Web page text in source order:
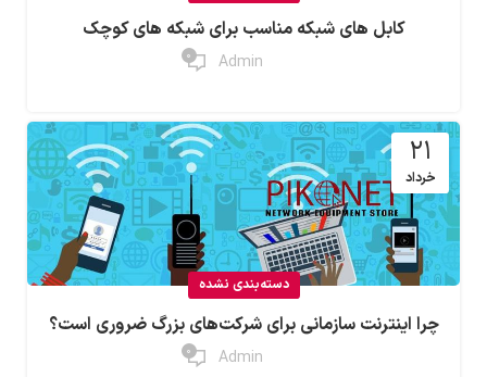
کابل های شبکه مناسب برای شبکه های کوچک
Admin
0
21
خرداد
دسته‌بندی نشده
چرا اینترنت سازمانی برای شرکت‌های بزرگ ضروری است؟
Admin
0